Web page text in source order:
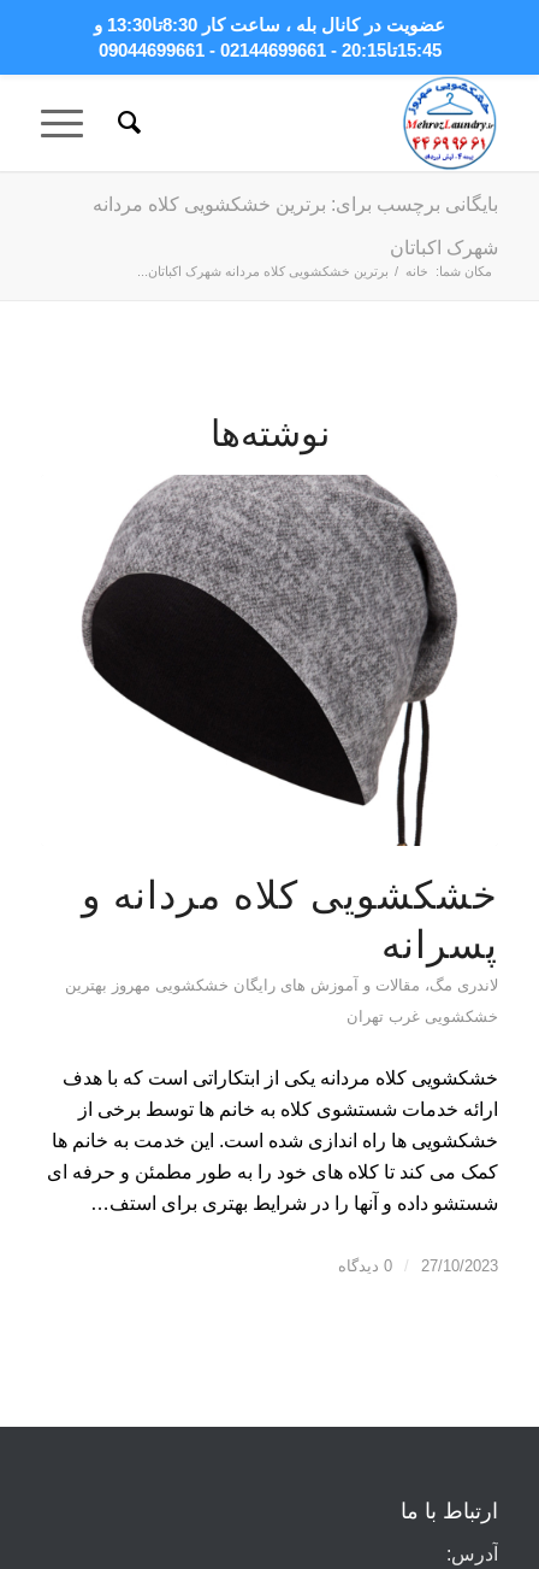
بایگانی برچسب برای: برترین خشکشویی کلاه مردانه
شهرک اکباتان
مکان شما: خانه / برترین خشکشویی کلاه مردانه شهرک اکباتان...
نوشته‌ها
خشکشویی کلاه مردانه و
پسرانه
لاندری مگ، مقالات و آموزش های رایگان خشکشویی مهروز بهترین
خشکشویی غرب تهران
خشکشویی کلاه مردانه یکی از ابتکاراتی است که با هدف
ارائه خدمات شستشوی کلاه به خانم ها توسط برخی از
خشکشویی ها راه اندازی شده است. این خدمت به خانم ها
کمک می کند تا کلاه های خود را به طور مطمئن و حرفه ای
شستشو داده و آنها را در شرایط بهتری برای استف…
27/10/2023
/ 0 دیدگاه
ارتباط با ما
آدرس:
عضویت در کانال بله
، ساعت کار 8:30تا13:30 و
15:45تا20:15 - 02144699661 - 09044699661